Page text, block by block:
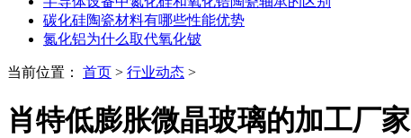
碳化硅陶瓷材料有哪些性能优势
氮化铝为什么取代氧化铍
当前位置： 首页 > 行业动态 >
肖特低膨胀微晶玻璃的加工厂家